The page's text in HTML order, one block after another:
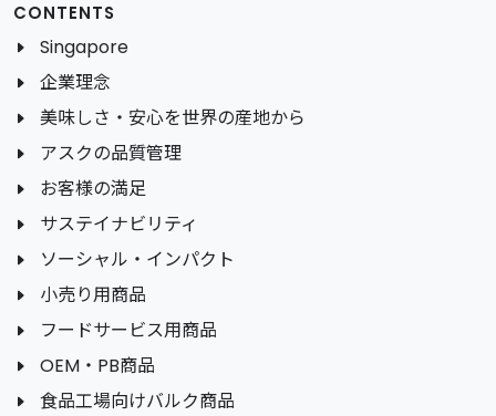
CONTENTS
Singapore
企業理念
美味しさ・安心を世界の産地から
アスクの品質管理
お客様の満足
サステイナビリティ
ソーシャル・インパクト
小売り用商品
フードサービス用商品
OEM・PB商品
食品工場向けバルク商品